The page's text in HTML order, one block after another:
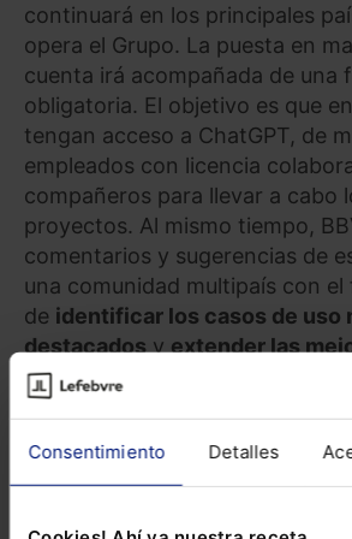
Consentimiento Detalles
continuará en los principales
opera el Grupo. La puesta en
cuenta irá acompañada de una
obligatoria. El objetivo es que
tengan acceso a ChatGPT, de
empleados con licencia
compañeros para llevar a cabo
proyectos. Al mismo tiempo,
comentarios y sugerencias de
una comunidad multipaís con el
de identificar los casos de uso
destacadosyextender las
“Estamos planteando esta
para validar en qué medida
pueden realmente impulsar
productividad, transformando